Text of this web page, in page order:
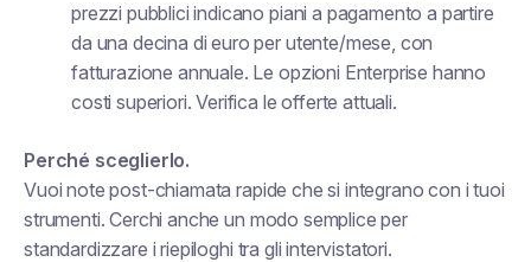
prezzi pubblici indicano piani a pagamento a partire
da una decina di euro per utente/mese, con
fatturazione annuale. Le opzioni Enterprise hanno
costi superiori. Verifica le offerte attuali.
Perché sceglierlo.
Vuoi note post-chiamata rapide che si integrano con i tuoi
strumenti. Cerchi anche un modo semplice per
standardizzare i riepiloghi tra gli intervistatori.